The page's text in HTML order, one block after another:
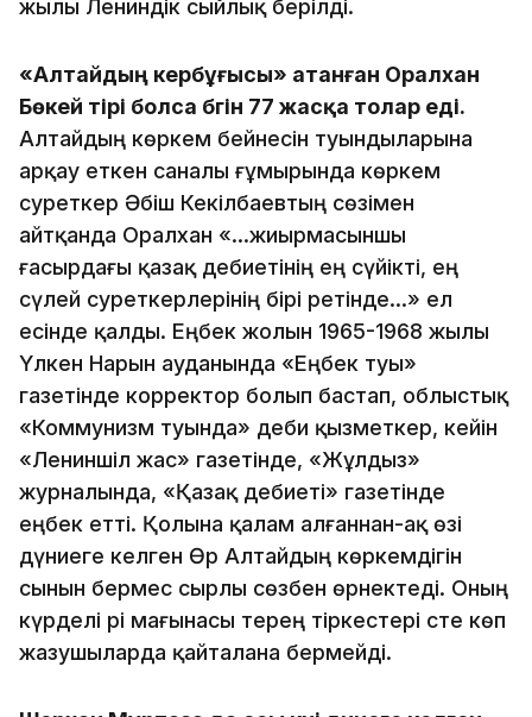
жылы Лениндік сыйлық берілді.
«Алтайдың кербұғысы» атанған Оралхан
Бөкей тірі болса бүгін 77 жасқа толар еді.
Алтайдың көркем бейнесін туындыларына
арқау еткен саналы ғұмырында көркем
суреткер Әбіш Кекілбаевтың сөзімен
айтқанда Оралхан «…жиырмасыншы
ғасырдағы қазақ әдебиетінің ең сүйікті, ең
сүлей суреткерлерінің бірі ретінде…» ел
есінде қалды. Еңбек жолын 1965-1968 жылы
Үлкен Нарын ауданында «Еңбек туы»
газетінде корректор болып бастап, облыстық
«Коммунизм туында» әдеби қызметкер, кейін
«Лениншіл жас» газетінде, «Жұлдыз»
журналында, «Қазақ әдебиеті» газетінде
еңбек етті. Қолына қалам алғаннан-ақ өзі
дүниеге келген Өр Алтайдың көркемдігін
сынын бермес сырлы сөзбен өрнектеді. Оның
күрделі әрі мағынасы терең тіркестері әсте көп
жазушыларда қайталана бермейді.